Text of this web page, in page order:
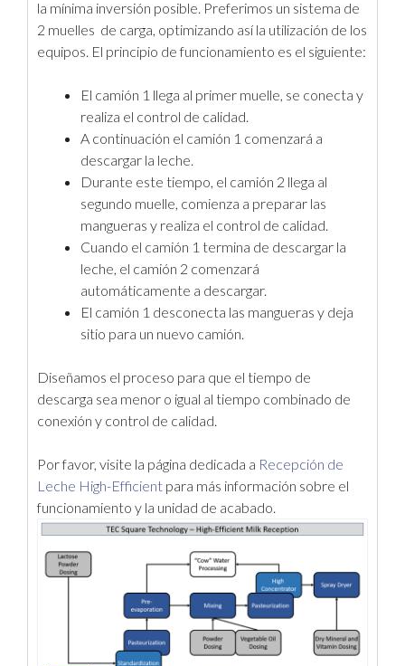
la mínima inversión posible. Preferimos un sistema de
2 muelles de carga, optimizando así la utilización de los
equipos. El principio de funcionamiento es el siguiente:
El camión 1 llega al primer muelle, se conecta y
realiza el control de calidad.
A continuación el camión 1 comenzará a
descargar la leche.
Durante este tiempo, el camión 2 llega al
segundo muelle, comienza a preparar las
mangueras y realiza el control de calidad.
Cuando el camión 1 termina de descargar la
leche, el camión 2 comenzará
automáticamente a descargar.
El camión 1 desconecta las mangueras y deja
sitio para un nuevo camión.
Diseñamos el proceso para que el tiempo de
descarga sea menor o igual al tiempo combinado de
conexión y control de calidad.
Por favor, visite la página dedicada a Recepción de
Leche High-Efficient para más información sobre el
funcionamiento y la unidad de acabado.